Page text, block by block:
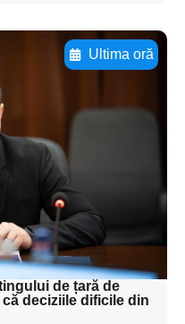
Ultima oră
pentru
aici
aici
aici
de țară de
deciziile dificile din